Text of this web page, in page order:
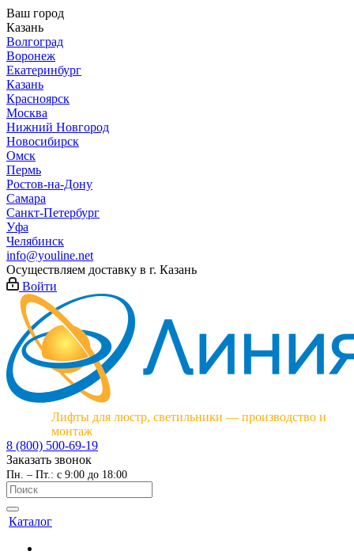
Ваш город
Казань
Волгоград
Воронеж
Екатеринбург
Казань
Красноярск
Москва
Нижний Новгород
Новосибирск
Омск
Пермь
Ростов-на-Дону
Самара
Санкт-Петербург
Уфа
Челябинск
info@youline.net
Осуществляем доставку в г. Казань
Войти
Лифты для люстр, светильники — производство и
монтаж
8 (800) 500-69-19
Заказать звонок
Пн. – Пт.: с 9:00 до 18:00
Каталог